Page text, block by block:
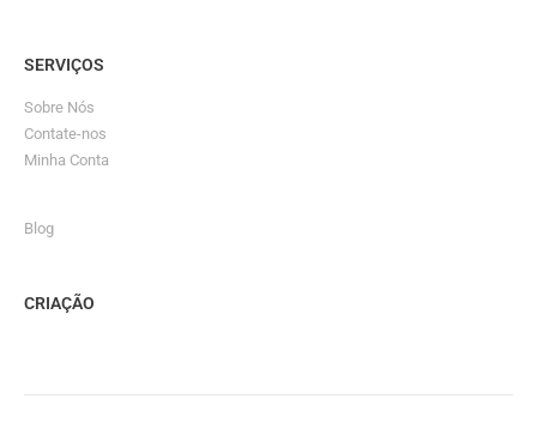
SERVIÇOS
Sobre Nós
Contate-nos
Minha Conta
Blog
CRIAÇÃO